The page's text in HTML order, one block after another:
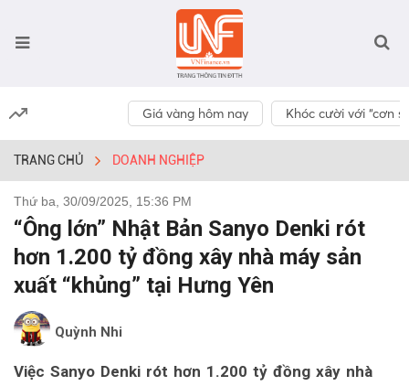
Giá vàng hôm nay Khóc cười với “cơn
TRANG CHỦ DOANH NGHIỆP
Thứ ba, 30/09/2025, 15:36 PM
“Ông lớn” Nhật Bản Sanyo Denki rót
hơn 1.200 tỷ đồng xây nhà máy sản
xuất “khủng” tại Hưng Yên
Quỳnh Nhi
Việc Sanyo Denki rót hơn 1.200 tỷ đồng xây nhà